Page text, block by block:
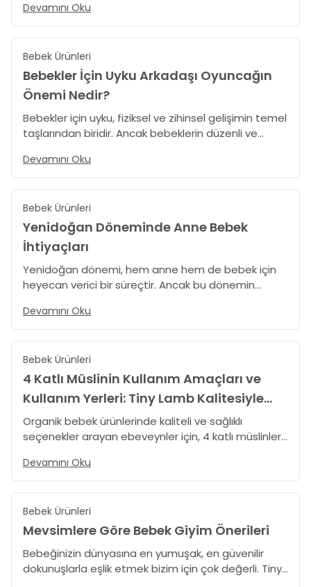
terletmez ve alerji riskini azaltır. Yıkanabilir kılıfı hijyen
sağlar, taşıma çantası ile seyahatlerde kolaylık
sunar. Tiny Lamb ile bebeğiniz daima rahat!
Devamını Oku
Bebek Ürünleri
Bebekler İçin Uyku Arkadaşı Oyuncağın
Önemi Nedir?
Bebekler için uyku, fiziksel ve zihinsel gelişimin temel
taşlarından biridir. Ancak bebeklerin düzenli ve
noktada uyku arkadaşı oyuncakları, ebeveynlerin
hayatını kolaylaştıran ve bebeklere konfor sunan bir
çözüm olarak öne çıkıyor. Peki, uyku arkadaşı
oyuncaklar neden bu kadar önemlidir? Detaylar
TinyLamb blog'ta.
Devamını Oku
Bebek Ürünleri
Yenidoğan Döneminde Anne Bebek
İhtiyaçları
Yenidoğan dönemi, hem anne hem de bebek için
heyecan verici bir süreçtir. Ancak bu dönemin
mutluluğu için oldukça önemlidir. Tiny Lamb’in
organik ve çevre dostu ürünleri, yenidoğan
ihtiyaçlarınıza en doğal çözümleri sunar. Organik
yenidoğan ürünleri, organik hastane çıkış seti ve
organik bebek tulumları gibi çeşitli ürünlerimiz, bu
özel dönemde yanınızda.
Devamını Oku
Bebek Ürünleri
4 Katlı Müslinin Kullanım Amaçları ve
Kullanım Yerleri: Tiny Lamb Kalitesiyle
Tanışın!
Organik bebek ürünlerinde kaliteli ve sağlıklı
seçenekler arayan ebeveynler için, 4 katlı müslinler
sunduğumuz organik sertifikalı 4 katlı müslinler,
yumuşacık dokusuyla bebeğinizin cildine maksimum
konfor sunar. Hem çok amaçlı kullanımıyla hayatı
kolaylaştırır hem de doğal yapısıyla bebeğinizin
sağlığını korur.
Devamını Oku
Bebek Ürünleri
Mevsimlere Göre Bebek Giyim Önerileri
Bebeğinizin dünyasına en yumuşak, en güvenilir
dokunuşlarla eşlik etmek bizim için çok değerli. Tiny